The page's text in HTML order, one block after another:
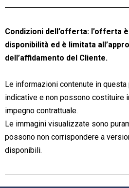
Condizioni dell’offerta: l’offerta
disponibilità ed è limitata
dell’affidamento del Cliente.
Le informazioni contenute in
indicative e non possono costituire
impegno contrattuale.
Le immagini visualizzate sono
possono non corrispondere a
disponibili.